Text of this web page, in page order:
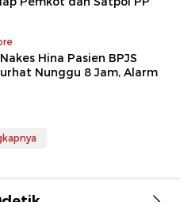
Hina Pasien BPJS
Nunggu 8 Jam, Alarm